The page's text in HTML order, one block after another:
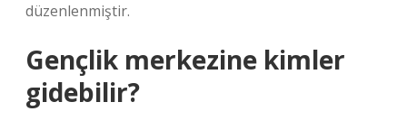
düzenlenmiştir.
Gençlik merkezine kimler
gidebilir?